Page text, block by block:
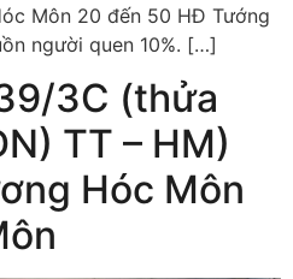
Môn 20 đến 50 HĐ Tướng
người quen 10%. […]
3C (thửa
TT – HM)
Hóc Môn